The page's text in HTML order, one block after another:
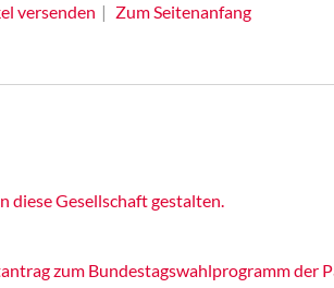
versenden Zum Seitenanfang
diese Gesellschaft gestalten.
zum Bundestagswahlprogramm der